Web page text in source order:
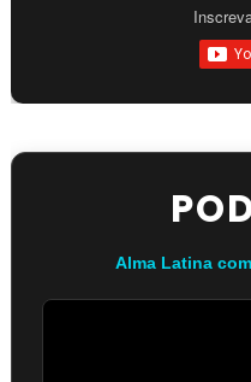
Alma Latina